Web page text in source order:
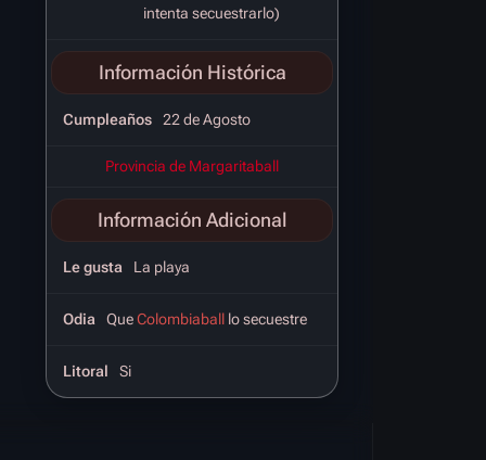
intenta secuestrarlo)
Información Histórica
Cumpleaños 22 de Agosto
Provincia de Margaritaball
Información Adicional
Le gusta La playa
Odia QueColombiaball lo secuestre
Litoral Si